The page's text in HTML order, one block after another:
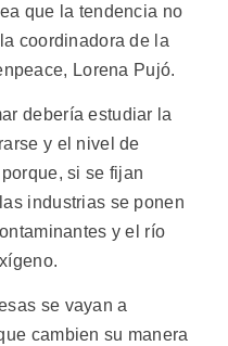
que la tendencia no
coordinadora de la
Lorena Pujó.
debería estudiar la
y el nivel de
si se fijan
industrias se ponen
y el río
se vayan a
cambien su manera